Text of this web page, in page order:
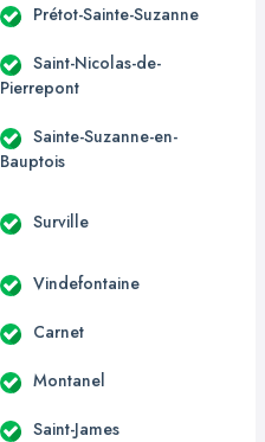
Prétot-Sainte-Suzanne
Saint-Nicolas-de-
Pierrepont
Sainte-Suzanne-en-
Bauptois
Surville
Vindefontaine
Carnet
Montanel
Saint-James